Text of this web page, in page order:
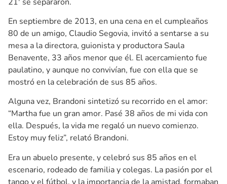
En septiembre de 2013, en una cena en el cumpleaños
80 de un amigo, Claudio Segovia, invitó a sentarse a su
mesa a la directora, guionista y productora Saula
Benavente, 33 años menor que él. El acercamiento fue
paulatino, y aunque no convivían, fue con ella que se
mostró en la celebración de sus 85 años.
Alguna vez, Brandoni sintetizó su recorrido en el amor:
“Martha fue un gran amor. Pasé 38 años de mi vida con
ella. Después, la vida me regaló un nuevo comienzo.
Estoy muy feliz”, relató Brandoni.
Era un abuelo presente, y celebró sus 85 años en el
escenario, rodeado de familia y colegas. La pasión por el